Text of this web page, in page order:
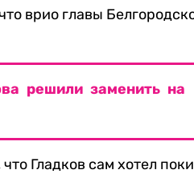
врио главы
решили заменить на
что Гладков сам хотел